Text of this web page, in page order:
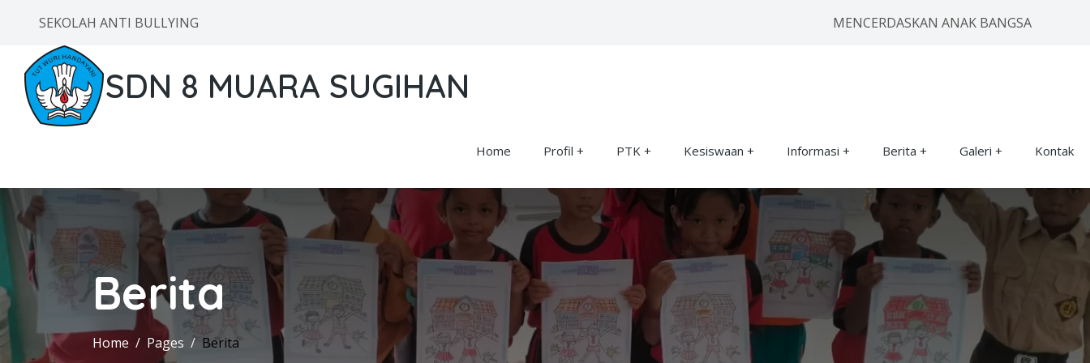
SEKOLAH ANTI BULLYING MENCERDASKAN ANAK BANGSA
SDN 8 MUARA SUGIHAN
Home Profil PTK Kesiswaan Informasi Berita Galeri Kontak
Berita
Home Pages Berita